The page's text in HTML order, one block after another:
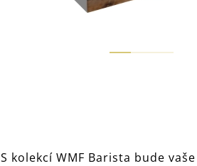
S kolekcí WMF Barista bude